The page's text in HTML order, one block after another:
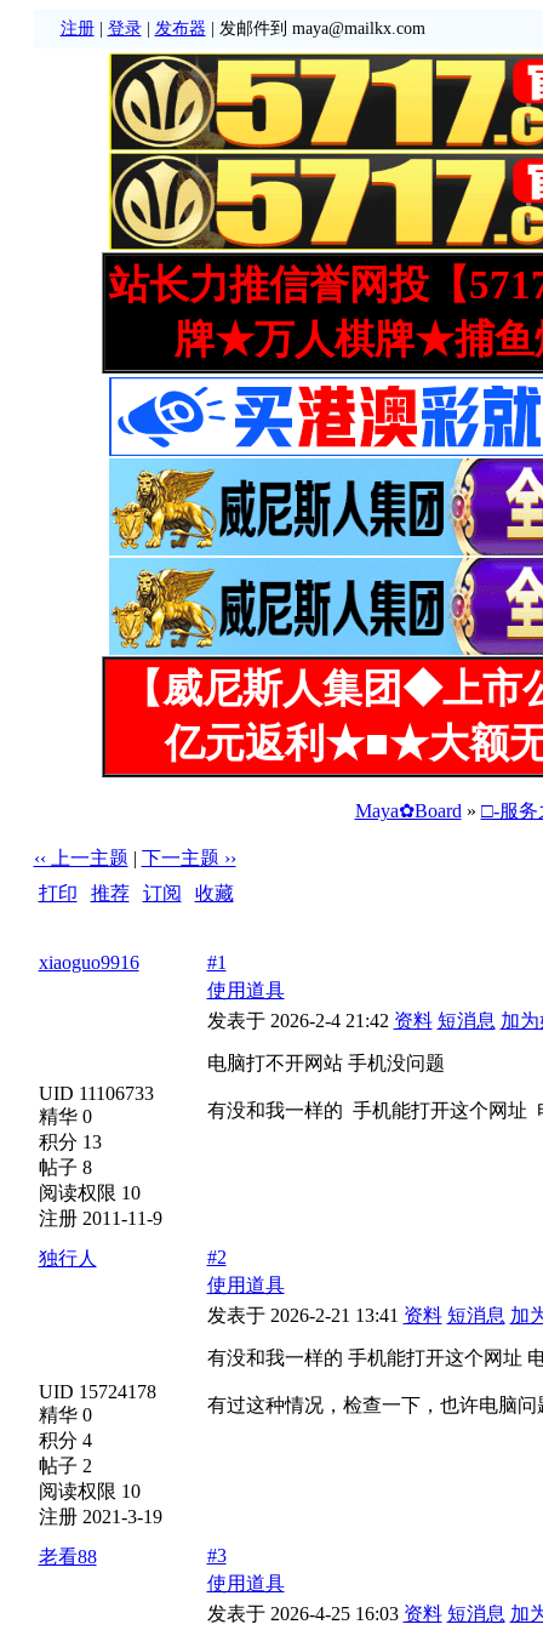
注册| 登录| 发布器 | 发邮件到 maya@mailkx.com
站长力推信誉网投【
牌★万人棋牌★捕鱼
【威尼斯人集团◆上
亿元返利★■★大额
Maya✿Board » □-服务
‹‹ 上一主题 | 下一主题 ››
打印
推荐| 订阅
收藏
xiaoguo9916
UID 11106733
精华 0
积分 13
帖子 8
阅读权限 10
注册 2011-11-9
#1
使用道具
发表于 2026-2-4 21:42 资料 短消息 加
电脑打不开网站 手机没问题
有没和我一样的 手机能打开这个网址
独行人
UID 15724178
精华 0
积分 4
帖子 2
阅读权限 10
注册 2021-3-19
#2
使用道具
发表于 2026-2-21 13:41 资料 短消息 加
有没和我一样的 手机能打开这个网址
有过这种情况，检查一下，也许电脑问
老看88
#3
使用道具
发表于 2026-4-25 16:03 资料 短消息 加